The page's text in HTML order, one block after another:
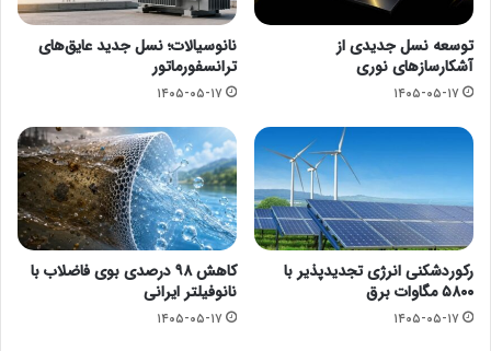
توسعه نسل جدیدی از
آشکارسازهای نوری
۱۴۰۵-۰۵-۱۷
نانوسیالات؛ نسل جدید عایق‌های
ترانسفورماتور
۱۴۰۵-۰۵-۱۷
رکوردشکنی انرژی تجدیدپذیر با
۵۸۰۰ مگاوات برق
۱۴۰۵-۰۵-۱۷
کاهش ۹۸ درصدی بوی فاضلاب با
نانوفیلتر ایرانی
۱۴۰۵-۰۵-۱۷